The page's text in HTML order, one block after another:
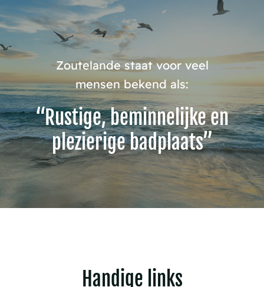
Zoutelande staat voor veel
mensen bekend als:
“Rustige, beminnelijke en
plezierige badplaats”
Handige links